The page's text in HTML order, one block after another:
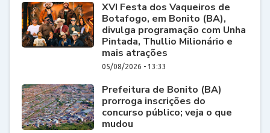
XVI Festa dos Vaqueiros de
Botafogo, em Bonito (BA),
divulga programação com Unha
Pintada, Thullio Milionário e
mais atrações
05/08/2026 - 13:33
Prefeitura de Bonito (BA)
prorroga inscrições do
concurso público; veja o que
mudou